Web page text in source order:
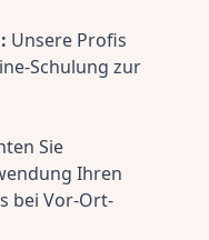
Unsere Profis
Schulung zur
Sie
Ihren
bei Vor-Ort-